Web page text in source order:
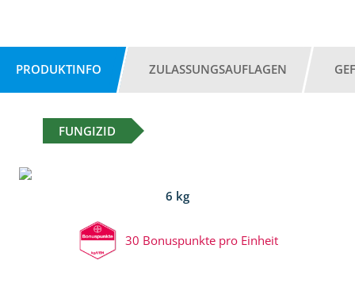
PRODUKTINFO ZULASSUNGSAUFLAGEN
FUNGIZID
6 kg
30 Bonuspunkte pro Einheit